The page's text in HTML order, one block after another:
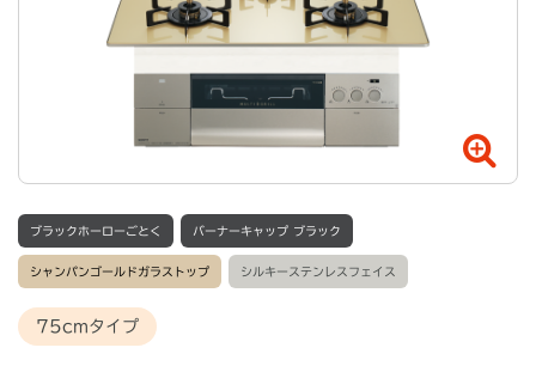
ブラックホーローごとく バーナーキャップ ブラック
シャンパンゴールドガラストップ シルキーステンレスフェイス
75cmタイプ